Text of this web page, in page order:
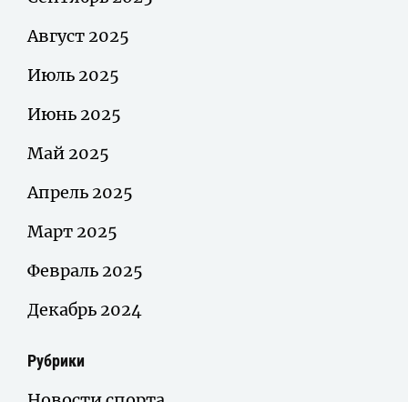
Август 2025
Июль 2025
Июнь 2025
Май 2025
Апрель 2025
Март 2025
Февраль 2025
Декабрь 2024
Рубрики